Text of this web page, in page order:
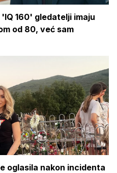
160' gledatelji imaju
od 80, već sam
oglasila nakon incidenta